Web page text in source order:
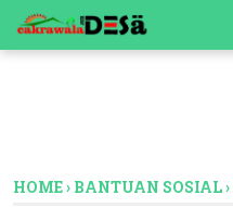
HOME› BANTUAN SOSIAL›